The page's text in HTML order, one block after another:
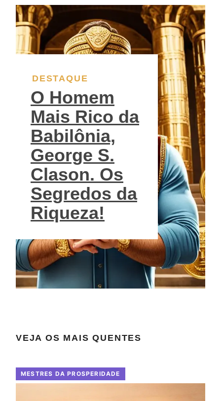
DESTAQUE
O Homem
Mais Rico da
Babilônia,
George S.
Clason. Os
Segredos da
Riqueza!
VEJA OS MAIS QUENTES
MESTRES DA PROSPERIDADE